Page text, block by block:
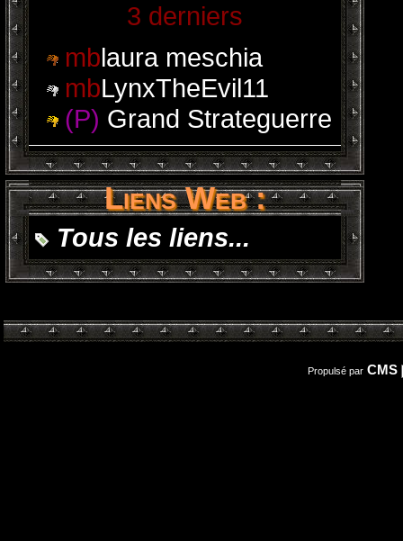
3 derniers
mblaura meschia
mbLynxTheEvil11
(P) Grand Strateguerre
Liens Web :
Tous les liens...
Propulsé par CMS